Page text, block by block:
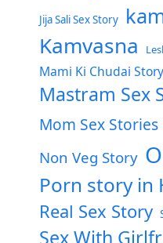
Jija Sali Sex Story
Kamvasna
Mami Ki Chudai Story
Mastram Sex
Mom Sex Stories
Non Veg Story
Porn story in
Real Sex Story
Sex With